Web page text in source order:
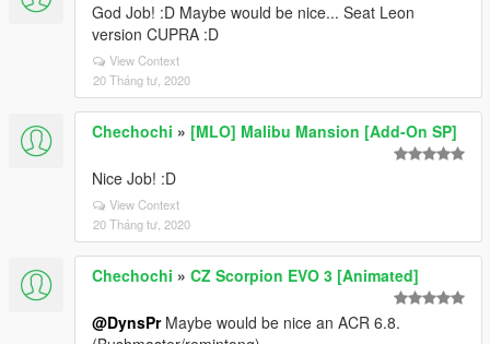
God Job! :D Maybe would be nice... Seat Leon
version CUPRA :D
View Context
20 Tháng tư, 2020
Chechochi » [MLO] Malibu Mansion [Add-On SP]
Nice Job! :D
View Context
20 Tháng tư, 2020
Chechochi » CZ Scorpion EVO 3 [Animated]
@DynsPrMaybe would be nice an ACR 6.8.